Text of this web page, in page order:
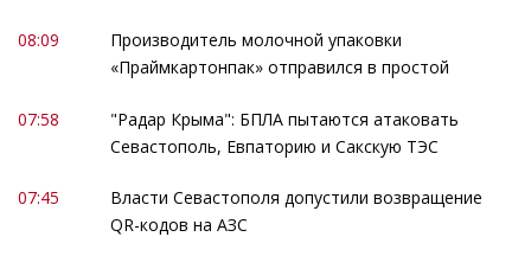
08:09
Производитель молочной упаковки
«Праймкартонпак» отправился в простой
07:58
"Радар Крыма": БПЛА пытаются атаковать
Севастополь, Евпаторию и Сакскую ТЭС
07:45
Власти Севастополя допустили возвращение
QR-кодов на АЗС